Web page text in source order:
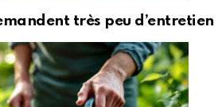
très peu d’entretien